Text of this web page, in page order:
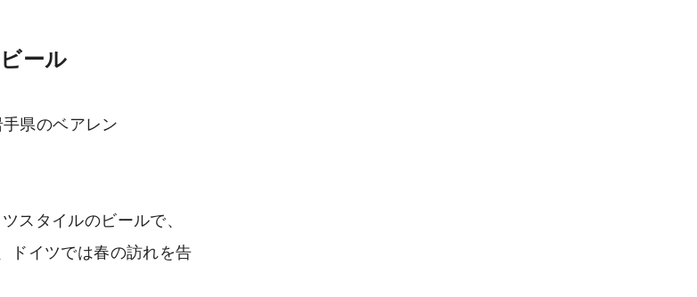
ール
県のベアレン
スタイルのビールで、
ドイツでは春の訪れを告